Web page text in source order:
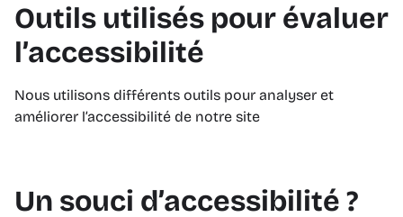
Outils utilisés pour évaluer
l’accessibilité
Nous utilisons différents outils pour analyser et
améliorer l’accessibilité de notre site
Un souci d’accessibilité ?